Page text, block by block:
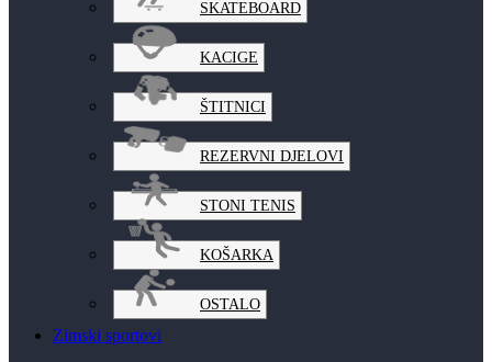
SKATEBOARD
KACIGE
ŠTITNICI
REZERVNI DJELOVI
STONI TENIS
KOŠARKA
OSTALO
Zimski sportovi